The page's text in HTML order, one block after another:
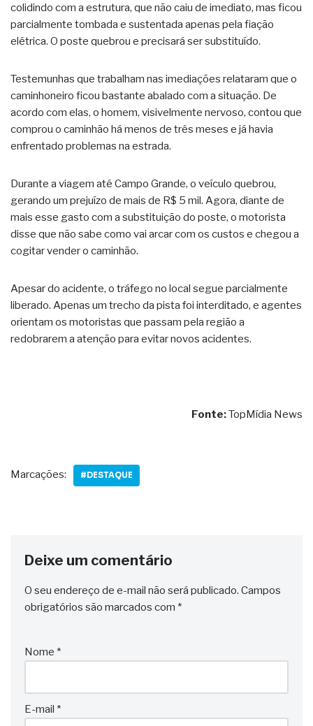
colidindo com a estrutura, que não caiu de imediato, mas ficou
parcialmente tombada e sustentada apenas pela fiação
elétrica. O poste quebrou e precisará ser substituído.
Testemunhas que trabalham nas imediações relataram que o
caminhoneiro ficou bastante abalado com a situação. De
acordo com elas, o homem, visivelmente nervoso, contou que
comprou o caminhão há menos de três meses e já havia
enfrentado problemas na estrada.
Durante a viagem até Campo Grande, o veículo quebrou,
gerando um prejuízo de mais de R$ 5 mil. Agora, diante de
mais esse gasto com a substituição do poste, o motorista
disse que não sabe como vai arcar com os custos e chegou a
cogitar vender o caminhão.
Apesar do acidente, o tráfego no local segue parcialmente
liberado. Apenas um trecho da pista foi interditado, e agentes
orientam os motoristas que passam pela região a
redobrarem a atenção para evitar novos acidentes.
Fonte:TopMídia News
Marcações: #DESTAQUE
Deixe um comentário
O seu endereço de e-mail não será publicado. Campos
obrigatórios são marcados com *
Nome *
E-mail *